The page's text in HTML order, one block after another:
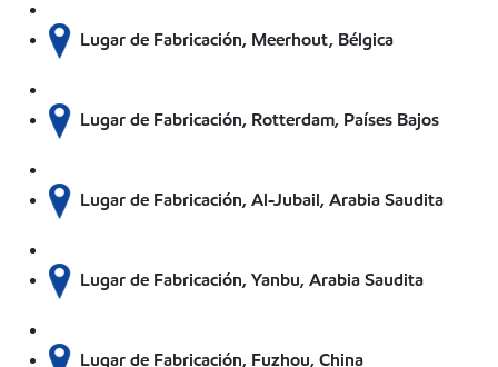
Lugar de Fabricación, Meerhout, Bélgica
Lugar de Fabricación, Rotterdam, Países Bajos
Lugar de Fabricación, Al-Jubail, Arabia Saudita
Lugar de Fabricación, Yanbu, Arabia Saudita
Lugar de Fabricación, Fuzhou, China